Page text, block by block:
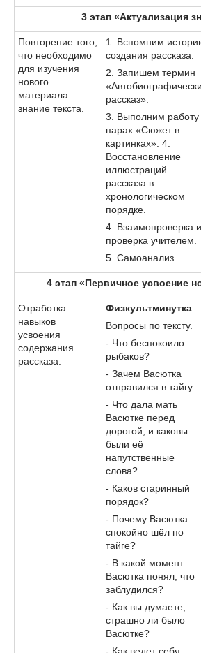
3 этап «Актуализация
Повторение того,
что необходимо
для изучения
нового
материала:
знание текста.
1. Вспомним
создания рассказа.
2. Запишем термин
рассказ».
3. Выполним работу
парах «Сюжет в
картинках». 4.
Восстановление
иллюстраций
рассказа в
хронологическом
порядке.
4. Взаимопроверка и
проверка учителем.
5. Самоанализ.
4 этап «Первичное усвоение
Отработка
навыков
усвоения
содержания
рассказа.
Физкультминутка
Вопросы по тексту.
- Что беспокоило
рыбаков?
- Зачем Васютка
отправился в тайгу
- Что дала мать
Васютке перед
дорогой, и каковы
были её
напутственные
слова?
- Каков старинный
порядок?
- Почему Васютка
спокойно шёл по
тайге?
- В какой момент
Васютка понял, что
заблудился?
- Как вы думаете,
страшно ли было
Васютке?
- Как ведет себя